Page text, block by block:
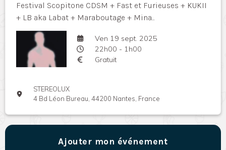
Festival Scopitone CDSM + Fast et Furieuses + KUKII
+ LB aka Labat + Maraboutage + Mina...
Ven 19 sept. 2025
22h00 - 1h00
Gratuit
STEREOLUX
4 Bd Léon Bureau, 44200 Nantes, France
Ajouter mon événement